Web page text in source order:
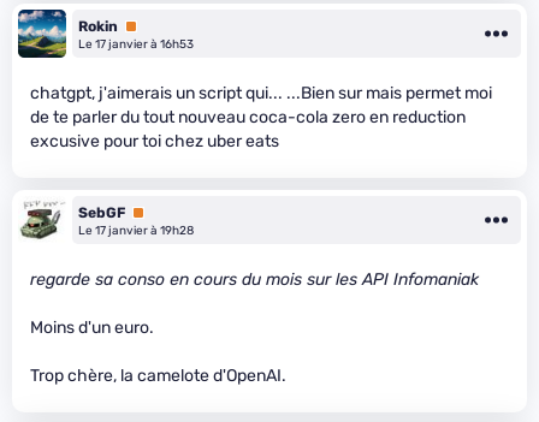
Rokin
Premium
Le 17 janvier à 16h53
chatgpt, j'aimerais un script qui... ...Bien sur mais permet moi
de te parler du tout nouveau coca-cola zero en reduction
excusive pour toi chez uber eats
SebGF Premium
Le 17 janvier à 19h28
regarde sa conso en cours du mois sur les API Infomaniak
Moins d'un euro.
Trop chère, la camelote d'OpenAI.